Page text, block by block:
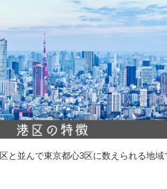
と並んで東京都心3区に数えられる地域